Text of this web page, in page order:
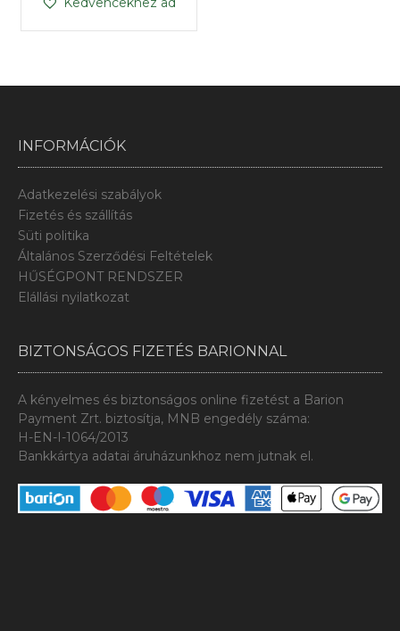
INFORMÁCIÓK
Adatkezelési szabályok
Fizetés és szállítás
Süti politika
Általános Szerződési Feltételek
HŰSÉGPONT RENDSZER
Elállási nyilatkozat
BIZTONSÁGOS FIZETÉS BARIONNAL
A kényelmes és biztonságos online fizetést a Barion
Payment Zrt. biztosítja, MNB engedély száma:
H-EN-I-1064/2013
Bankkártya adatai áruházunkhoz nem jutnak el.